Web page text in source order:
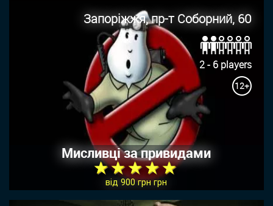
Запоріжжя, пр-т Соборний, 60
2 - 6 players
12+
Мисливці за привидами
★ ★ ★ ★ ★
від 900 грн грн